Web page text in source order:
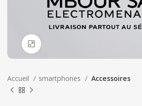
Accueil smartphones Accessoires